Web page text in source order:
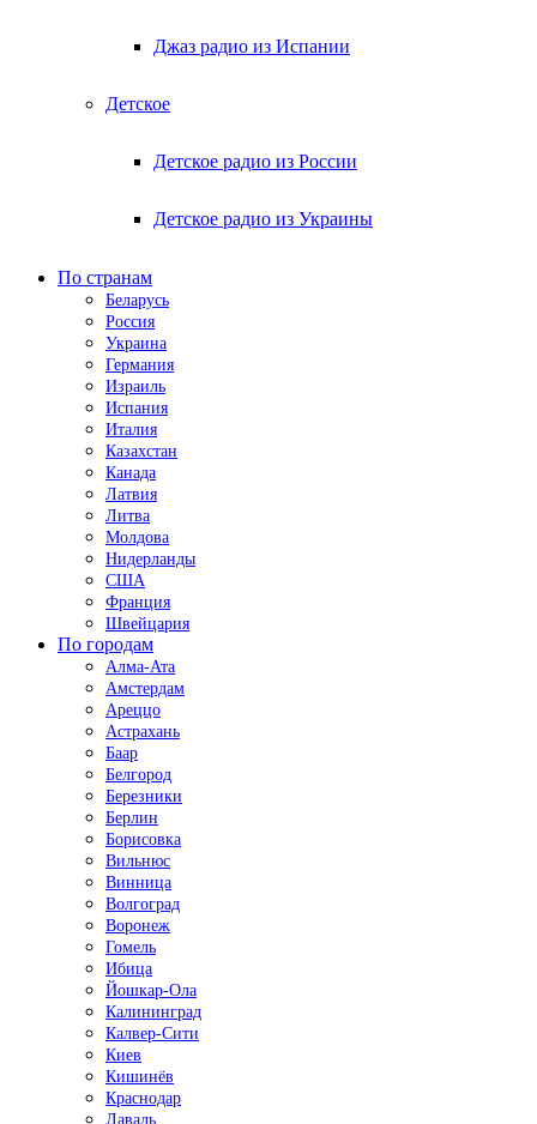
Джаз радио из Испании
Детское
Детское радио из России
Детское радио из Украины
По странам
Беларусь
Россия
Украина
Германия
Израиль
Испания
Италия
Казахстан
Канада
Латвия
Литва
Молдова
Нидерланды
США
Франция
Швейцария
По городам
Алма-Ата
Амстердам
Ареццо
Астрахань
Баар
Белгород
Березники
Берлин
Борисовка
Вильнюс
Винница
Волгоград
Воронеж
Гомель
Ибица
Йошкар-Ола
Калининград
Калвер-Сити
Киев
Кишинёв
Краснодар
Лаваль